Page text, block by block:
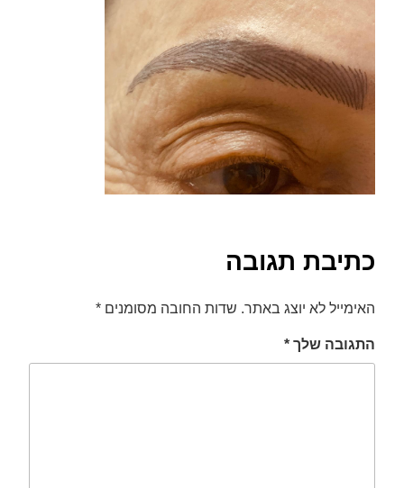
font_download סמן קישורים
לאפס
את
כל
האפשרויות
cached
כתיבת תגובה
האימייל לא יוצג באתר. שדות החובה מסומנים *
התגובה שלך *